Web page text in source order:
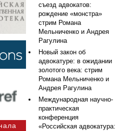
съезд адвокатов:
рождение «монстра»
стрим Романа
Мельниченко и Андрея
Рагулина
Новый закон об
адвокатуре: в ожидании
золотого века: стрим
Романа Мельниченко и
Андрея Рагулина
Международная научно-
практическая
конференция
«Российская адвокатура: